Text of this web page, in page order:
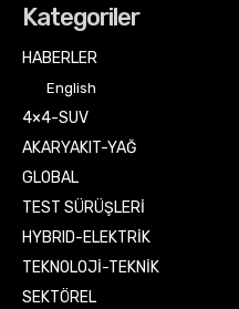
Kategoriler
HABERLER
English
4×4-SUV
AKARYAKIT-YAĞ
GLOBAL
TEST SÜRÜŞLERİ
HYBRID-ELEKTRİK
TEKNOLOJİ-TEKNİK
SEKTÖREL